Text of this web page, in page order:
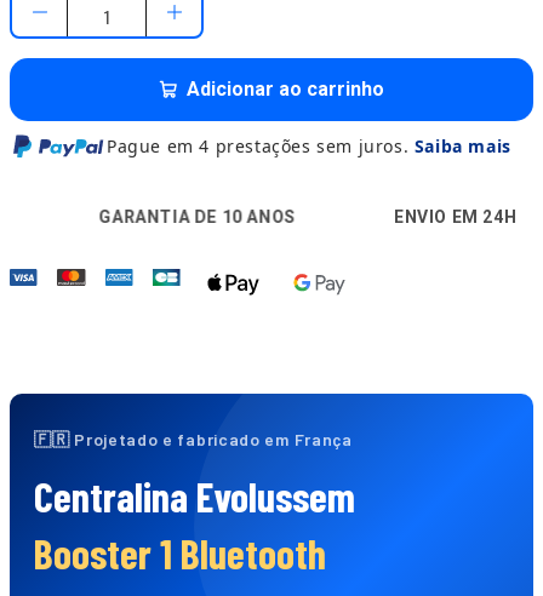
Adicionar ao carrinho
Pague em 4 prestações sem juros. Saiba mais
GARANTIA DE 10 ANOS 🚚 ENVIO EM 24H 🔒
🇫🇷 Projetado e fabricado em França
Centralina Evolussem
Booster 1 Bluetooth